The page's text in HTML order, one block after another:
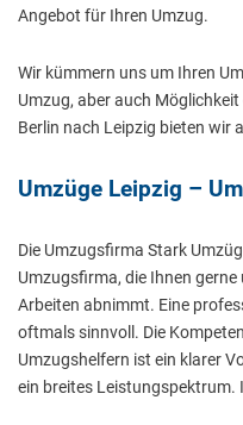
Angebot für Ihren Umzug.
Wir kümmern uns um Ihren
Umzug, aber auch
Berlin nach Leipzig bieten wir
Umzüge Leipzig –
Die Umzugsfirma Stark
Umzugsfirma, die Ihnen
Arbeiten abnimmt. Eine
oftmals sinnvoll. Die
Umzugshelfern ist ein klarer
ein breites Leistungspektrum.